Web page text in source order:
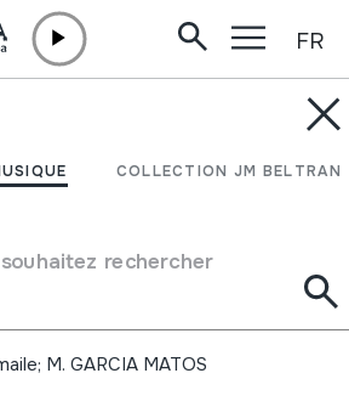
COLLECTION JM BELTRAN
rechercher
FR
DEL
Interpretada
M. GARCIA MATOS